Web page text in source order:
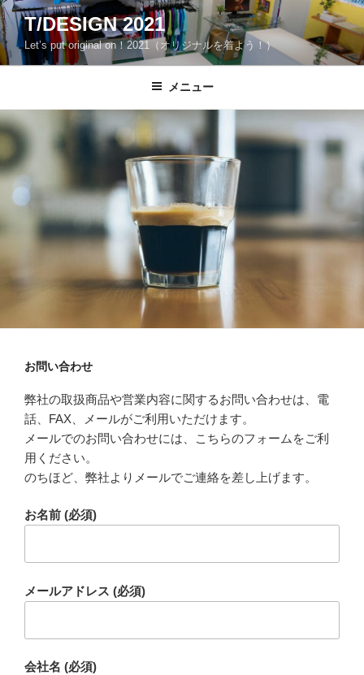
コ
ン
テ
ン
ス
ッ
プ
T/DESIGN 2021
Let’s put original on！2021（オリジナルを着よう！）
メニュー
お問い合わせ
弊社の取扱商品や営業内容に関するお問い合わせは、電
話、FAX、メールがご利用いただけます。
メールでのお問い合わせには、こちらのフォームをご利
用ください。
のちほど、弊社よりメールでご連絡を差し上げます。
お名前 (必須)
メールアドレス (必須)
会社名 (必須)